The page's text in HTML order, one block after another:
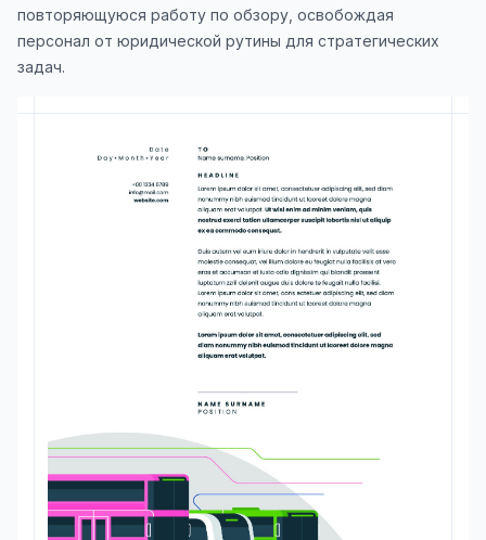
повторяющуюся работу по обзору, освобождая
персонал от юридической рутины для стратегических
задач.